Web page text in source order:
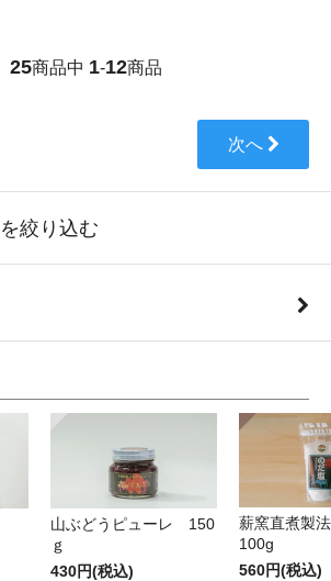
25商品中 1-12商品
次へ
絞り込む
山ぶどうピューレ 150
ｇ
430円(税込)
薪窯直煮製
100g
560円(税込)